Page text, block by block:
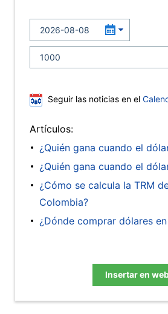
Seguir las noticias en el
Artículos:
¿Quién gana cuando el
¿Quién gana cuando el
¿Cómo se calcula la TRM
Colombia?
¿Dónde comprar dólares
Insertar en